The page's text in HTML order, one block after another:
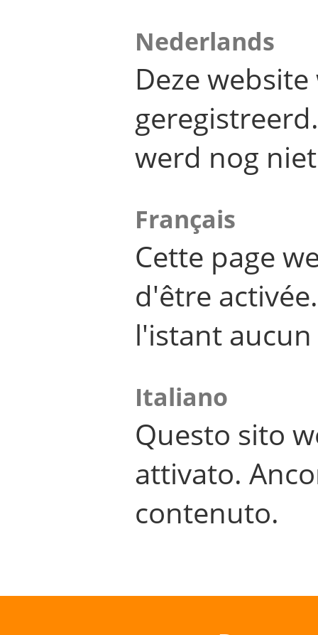
Nederlands
Deze
werd nog
Français
Cette page
d'être
l'istant
Italiano
Questo sito
attivato.
contenuto.